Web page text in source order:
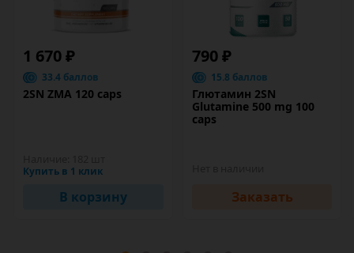
1 670 ₽
33.4 баллов
2SN ZMA 120 caps
Купить в 1 клик
В корзину
790 ₽
15.8 баллов
Глютамин 2SN
Glutamine 500 mg 100
caps
Заказать